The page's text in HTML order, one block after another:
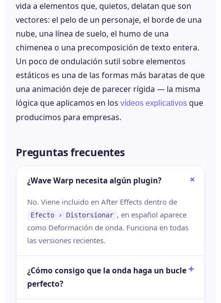
vida a elementos que, quietos, delatan que son
vectores: el pelo de un personaje, el borde de una
nube, una línea de suelo, el humo de una
chimenea o una precomposición de texto entera.
Un poco de ondulación sutil sobre elementos
estáticos es una de las formas más baratas de que
una animación deje de parecer rígida — la misma
lógica que aplicamos en los vídeos explicativos que
producimos para empresas.
Preguntas frecuentes
¿Wave Warp necesita algún plugin?
No. Viene incluido en After Effects dentro de
Efecto › Distorsionar , en español aparece
como Deformación de onda. Funciona en todas
las versiones recientes.
¿Cómo consigo que la onda haga un bucle
perfecto?